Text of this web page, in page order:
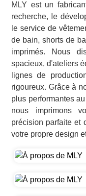
MLY est un
recherche, le
le service de
de bain, shorts de
imprimés. Nous
spacieux, d'ateliers
lignes de
rigoureux. Grâce à
plus performantes
nous imprimons
précision parfaite et
votre propre design